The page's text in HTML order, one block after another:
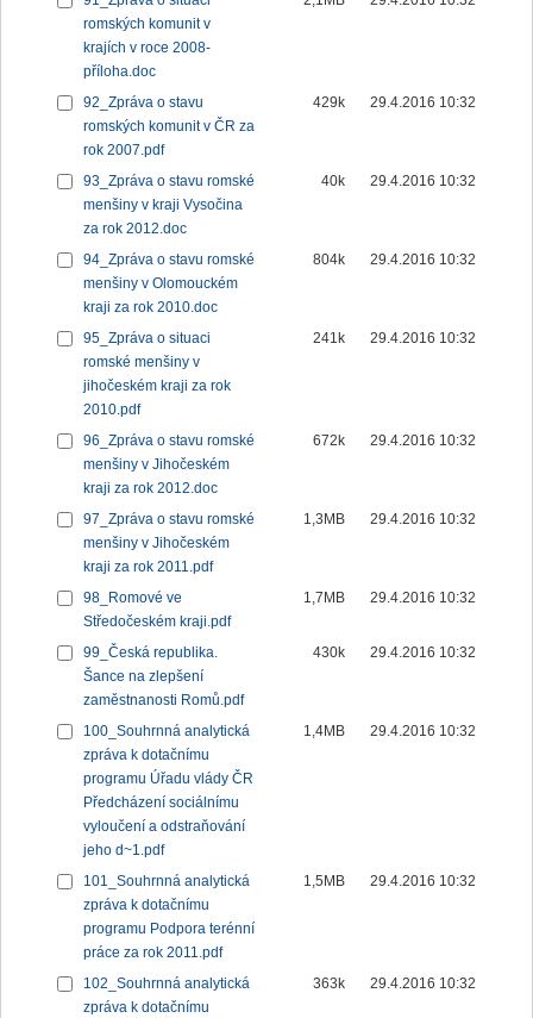
romských komunit v
krajích v roce 2008-
příloha.doc
92_Zpráva o stavu
romských komunit v ČR za
rok 2007.pdf
429k 29.4.2016 10:32
93_Zpráva o stavu romské
menšiny v kraji Vysočina
za rok 2012.doc
40k 29.4.2016 10:32
94_Zpráva o stavu romské
menšiny v Olomouckém
kraji za rok 2010.doc
804k 29.4.2016 10:32
95_Zpráva o situaci
romské menšiny v
jihočeském kraji za rok
2010.pdf
241k 29.4.2016 10:32
96_Zpráva o stavu romské
menšiny v Jihočeském
kraji za rok 2012.doc
672k 29.4.2016 10:32
97_Zpráva o stavu romské
menšiny v Jihočeském
kraji za rok 2011.pdf
1,3MB 29.4.2016 10:32
98_Romové ve
Středočeském kraji.pdf
1,7MB 29.4.2016 10:32
99_Česká republika.
Šance na zlepšení
zaměstnanosti Romů.pdf
430k 29.4.2016 10:32
100_Souhrnná analytická
zpráva k dotačnímu
programu Úřadu vlády ČR
Předcházení sociálnímu
vyloučení a odstraňování
jeho d~1.pdf
1,4MB 29.4.2016 10:32
101_Souhrnná analytická
zpráva k dotačnímu
programu Podpora terénní
práce za rok 2011.pdf
1,5MB 29.4.2016 10:32
102_Souhrnná analytická
zpráva k dotačnímu
363k 29.4.2016 10:32